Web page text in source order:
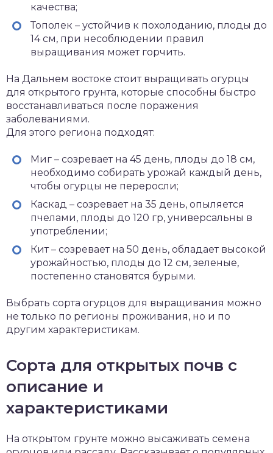
качества;
Тополек – устойчив к похолоданию, плоды до
14 см, при несоблюдении правил
выращивания может горчить.
На Дальнем востоке стоит выращивать огурцы
для открытого грунта, которые способны быстро
восстанавливаться после поражения
заболеваниями.
Для этого региона подходят:
Миг – созревает на 45 день, плоды до 18 см,
необходимо собирать урожай каждый день,
чтобы огурцы не переросли;
Каскад – созревает на 35 день, опыляется
пчелами, плоды до 120 гр, универсальны в
употреблении;
Кит – созревает на 50 день, обладает высокой
урожайностью, плоды до 12 см, зеленые,
постепенно становятся бурыми.
Выбрать сорта огурцов для выращивания можно
не только по регионы проживания, но и по
другим характеристикам.
Сорта для открытых почв с
описание и
характеристиками
На открытом грунте можно высаживать семена